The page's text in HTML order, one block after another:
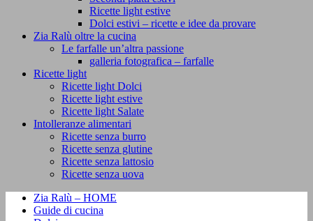
Ricette light estive
Dolci estivi – ricette e idee da provare
Zia Ralù oltre la cucina
Le farfalle un’altra passione
galleria fotografica – farfalle
Ricette light
Ricette light Dolci
Ricette light estive
Ricette light Salate
Intolleranze alimentari
Ricette senza burro
Ricette senza glutine
Ricette senza lattosio
Ricette senza uova
Zia Ralù – HOME
Guide di cucina